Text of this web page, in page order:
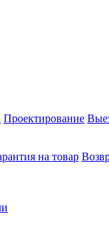
Проектирование
на товар